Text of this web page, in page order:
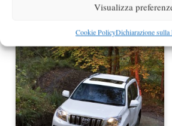
Visualizza
Cookie PolicyDichiarazione sulla
Nuova Toyota Verso prezzi da 20.950